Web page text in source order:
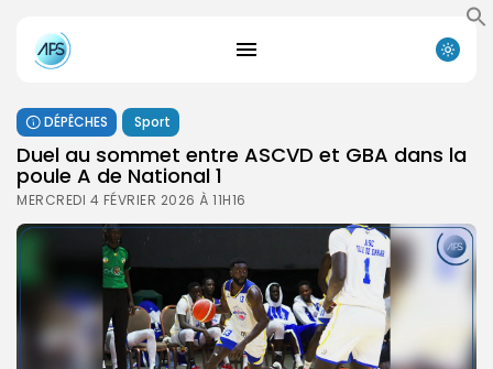
DÉPÊCHES Sport
Duel au sommet entre ASCVD et GBA dans la
poule A de National 1
MERCREDI 4 FÉVRIER 2026 À 11H16